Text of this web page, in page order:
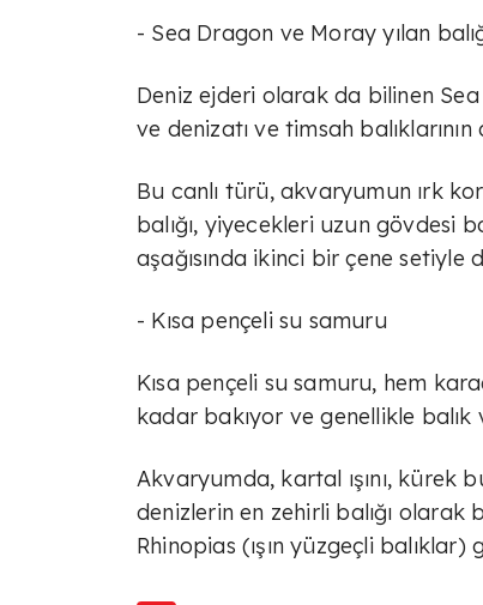
- Sea Dragon ve Moray yılan
Deniz ejderi olarak da bilinen
ve denizatı ve timsah
Bu canlı türü, akvaryumun ırk
balığı, yiyecekleri uzun gövdesi
aşağısında ikinci bir çene setiyle
- Kısa pençeli su samuru
Kısa pençeli su samuru, hem
kadar bakıyor ve genellikle balık
Akvaryumda, kartal ışını, kürek
denizlerin en zehirli balığı olarak
Rhinopias (ışın yüzgeçli balıklar)